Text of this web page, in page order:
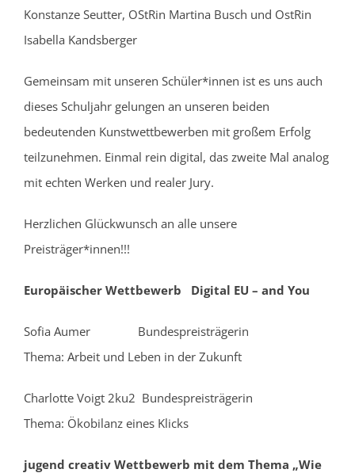
Konstanze Seutter, OStRin Martina Busch und OstRin
Isabella Kandsberger
Gemeinsam mit unseren Schüler*innen ist es uns auch
dieses Schuljahr gelungen an unseren beiden
bedeutenden Kunstwettbewerben mit großem Erfolg
teilzunehmen. Einmal rein digital, das zweite Mal analog
mit echten Werken und realer Jury.
Herzlichen Glückwunsch an alle unsere
Preisträger*innen!!!
Europäischer Wettbewerb Digital EU – and You
Sofia Aumer Bundespreisträgerin
Thema: Arbeit und Leben in der Zukunft
Charlotte Voigt 2ku2 Bundespreisträgerin
Thema: Ökobilanz eines Klicks
jugend creativ Wettbewerb mit dem Thema „Wie